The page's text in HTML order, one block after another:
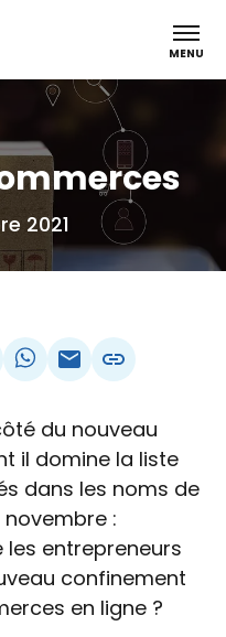
MENU
2021
du nouveau
il domine la liste
dans les noms de
:
les entrepreneurs
confinement
en ligne ?